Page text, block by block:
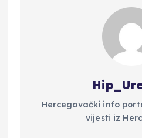
Hercegovački info
vijesti iz